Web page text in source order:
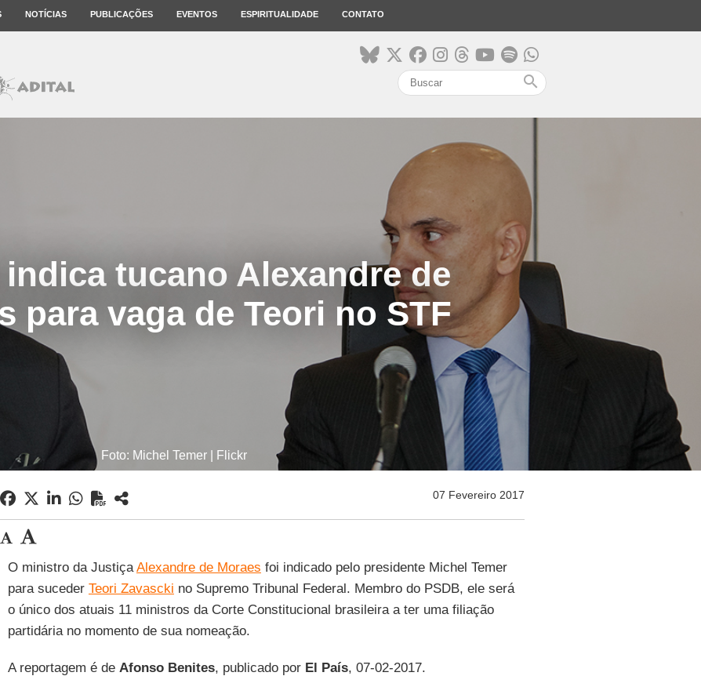
NOTÍCIAS PUBLICAÇÕES EVENTOS ESPIRITUALIDADE CONTATO
search
indica tucano Alexandre de
para vaga de Teori no STF
Foto: Michel Temer | Flickr
07 Fevereiro 2017
O ministro da JustiçaAlexandre de Moraes foi indicado pelo presidente Michel Temer
para suceder Teori Zavascki no Supremo Tribunal Federal. Membro do PSDB, ele será
o único dos atuais 11 ministros da Corte Constitucional brasileira a ter uma filiação
partidária no momento de sua nomeação.
A reportagem é de Afonso Benites, publicado por El País, 07-02-2017.